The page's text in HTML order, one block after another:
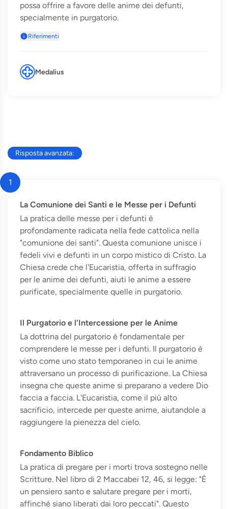
possa offrire a favore delle anime dei defunti,
specialmente in purgatorio.
Riferimenti
Medalius
Risposta avanzata:
1
La Comunione dei Santi e le Messe per i Defunti
La pratica delle messe per i defunti è
profondamente radicata nella fede cattolica nella
"comunione dei santi". Questa comunione unisce i
fedeli vivi e defunti in un corpo mistico di Cristo. La
Chiesa crede che l'Eucaristia, offerta in suffragio
per le anime dei defunti, aiuti le anime a essere
purificate, specialmente quelle in purgatorio.
Il Purgatorio e l'Intercessione per le Anime
La dottrina del purgatorio è fondamentale per
comprendere le messe per i defunti. Il purgatorio è
visto come uno stato temporaneo in cui le anime
attraversano un processo di purificazione. La Chiesa
insegna che queste anime si preparano a vedere Dio
faccia a faccia. L'Eucaristia, come il più alto
sacrificio, intercede per queste anime, aiutandole a
raggiungere la pienezza del cielo.
Fondamento Biblico
La pratica di pregare per i morti trova sostegno nelle
Scritture. Nel libro di 2 Maccabei 12, 46, si legge: "È
un pensiero santo e salutare pregare per i morti,
affinché siano liberati dai loro peccati". Questo